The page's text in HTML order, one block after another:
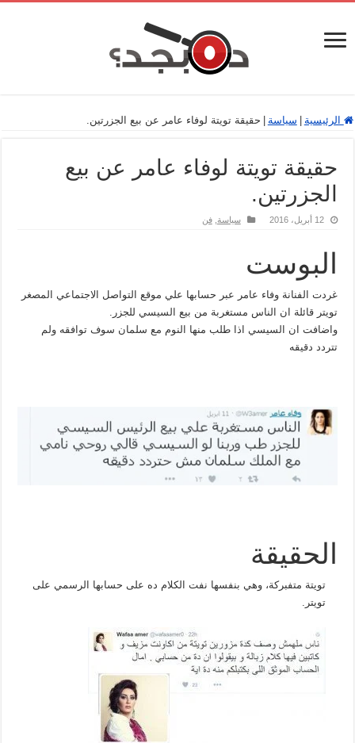
الرئيسية سياسة حقيقة تويتة لوفاء عامر عن بيع الجزرتين.
حقيقة تويتة لوفاء عامر عن بيع
الجزرتين.
12 أبريل، 2016 سياسة ,فن
البوست
غردت الفنانة وفاء عامر عبر حسابها علي موقع التواصل الاجتماعي المصغر
تويتر قائلة ان الناس مستغربة من بيع السيسي للجزر.
واضافت ان السيسي اذا طلب منها النوم مع سلمان سوف توافقه ولم
تتردد دقيقه
الحقيقة
تويتة متفبركة، وهي بنفسها نفت الكلام ده على حسابها الرسمي على
تويتر.